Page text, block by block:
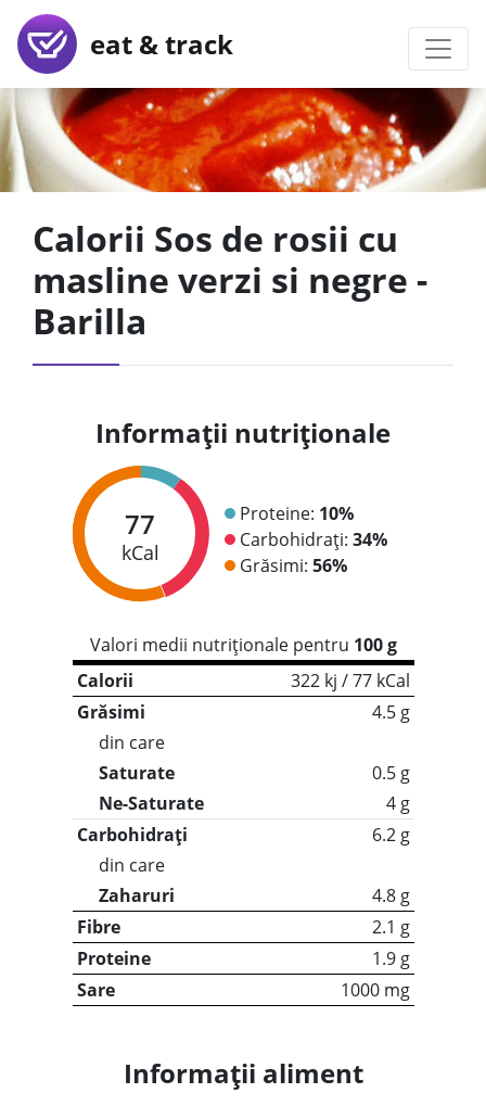
eat & track
Calorii Sos de rosii cu
masline verzi si negre -
Barilla
Informații nutriționale
77
kCal
Proteine: 10%
Carbohidrați: 34%
Grăsimi: 56%
Valori medii nutriționale pentru 100 g
Calorii
322 kj / 77 kCal
Grăsimi
4.5 g
din care
Saturate
0.5 g
Ne-Saturate
4 g
Carbohidrați
6.2 g
din care
Zaharuri
4.8 g
Fibre
2.1 g
Proteine
1.9 g
Sare
1000 mg
Informații aliment